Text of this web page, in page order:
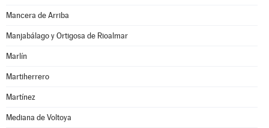
Mancera de Arriba
Manjabálago y Ortigosa de Rioalmar
Marlín
Martiherrero
Martínez
Mediana de Voltoya